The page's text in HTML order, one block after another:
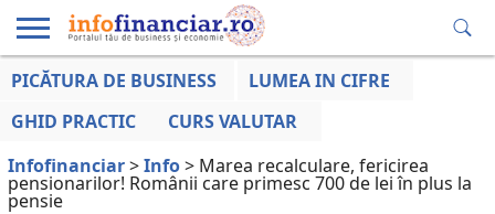
EDUCAȚIE
LA ZI
AFACERILOR
PICĂTURA DE BUSINESS
LUMEA IN CIFRE
GHID PRACTIC
CURS VALUTAR
Infofinanciar>Info> Marea recalculare, fericirea
pensionarilor! Românii care primesc 700 de lei în plus la
pensie